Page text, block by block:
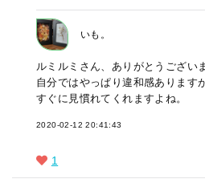
いも。
ルミルミさん、ありがとうござい
自分ではやっぱり違和感あります
すぐに見慣れてくれますよね。
2020-02-12 20:41:43
1